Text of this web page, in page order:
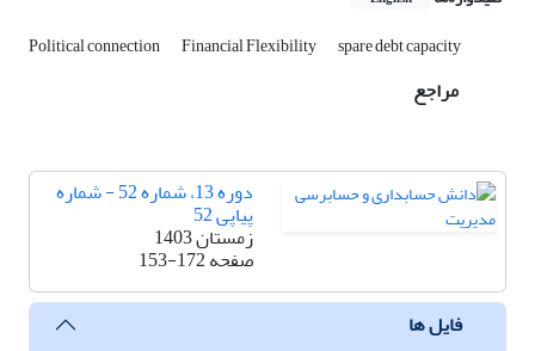
Political connection Financial Flexibility spare debt capacity
مراجع
دوره 13، شماره 52 - شماره
پیاپی 52
زمستان 1403
صفحه153-172
فایل ها